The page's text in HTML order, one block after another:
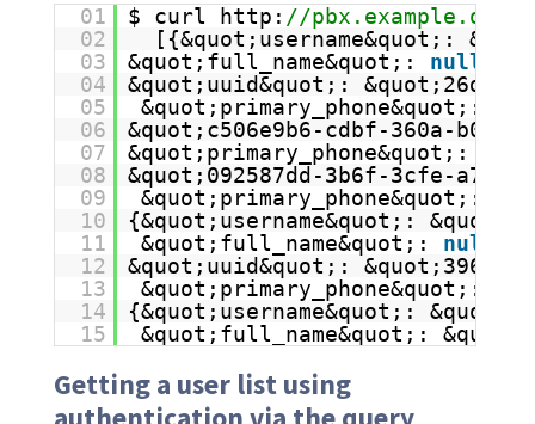
01 $ curl http: //pbx.example.org/
02
[{&quot;username&quot;:
03
&quot;full_name&quot;: null
04
&quot;uuid&quot;:
05
&quot;primary_phone&quot;:
06
&quot;c506e9b6-cdbf-360a-
07
&quot;primary_phone&quot;:
08
&quot;092587dd-3b6f-3cfe-
09
&quot;primary_phone&quot;:
10
{&quot;username&quot;:
11
&quot;full_name&quot;: null
12
&quot;uuid&quot;:
13
&quot;primary_phone&quot;:
14
{&quot;username&quot;:
15
&quot;full_name&quot;:
Getting a user list using